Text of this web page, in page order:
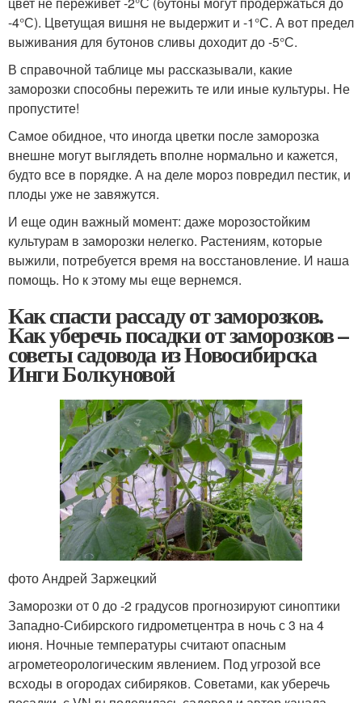
-4°С). Цветущая вишня не выдержит и -1°С. А вот предел
выживания для бутонов сливы доходит до -5°С.
В справочной таблице мы рассказывали, какие
заморозки способны пережить те или иные культуры. Не
пропустите!
Самое обидное, что иногда цветки после заморозка
внешне могут выглядеть вполне нормально и кажется,
будто все в порядке. А на деле мороз повредил пестик, и
плоды уже не завяжутся.
И еще один важный момент: даже морозостойким
культурам в заморозки нелегко. Растениям, которые
выжили, потребуется время на восстановление. И наша
помощь. Но к этому мы еще вернемся.
Как спасти рассаду от заморозков.
Как уберечь посадки от заморозков –
советы садовода из Новосибирска
Инги Болкуновой
фото Андрей Заржецкий
Заморозки от 0 до -2 градусов прогнозируют синоптики
Западно-Сибирского гидрометцентра в ночь с 3 на 4
июня. Ночные температуры считают опасным
агрометеорологическим явлением. Под угрозой все
всходы в огородах сибиряков. Советами, как уберечь